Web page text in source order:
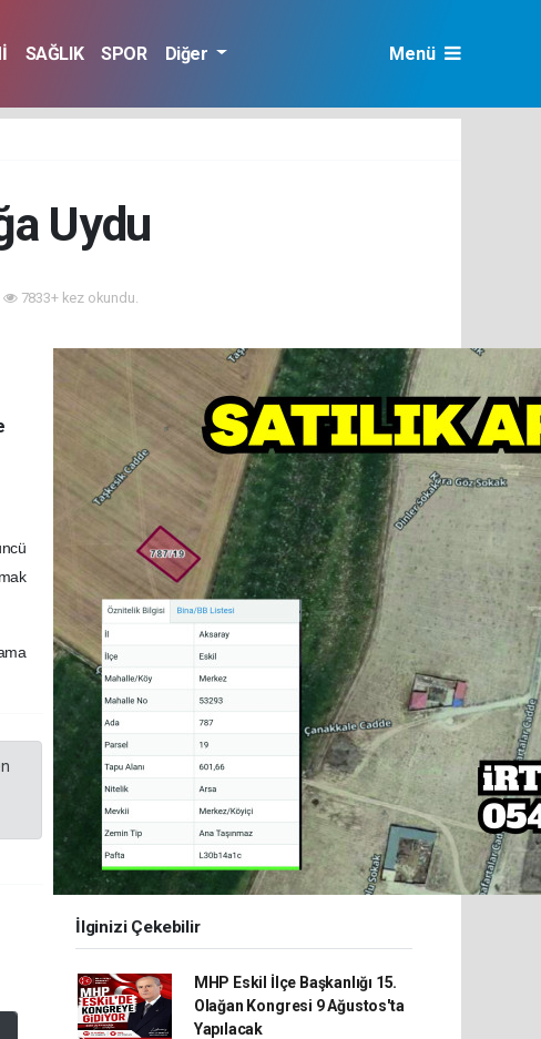
SAĞLIK SPOR Diğer Menü
Uydu
7833+ kez okundu.
İlginizi Çekebilir
MHP Eskil İlçe Başkanlığı 15.
Olağan Kongresi 9 Ağustos'ta
Yapılacak